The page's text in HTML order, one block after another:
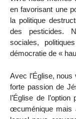
en favorisant une
la politique
des pesticides.
sociales,
démocratie de «
Avec l’Église, nous
forte passion de
l’Église de
œcuménique mais